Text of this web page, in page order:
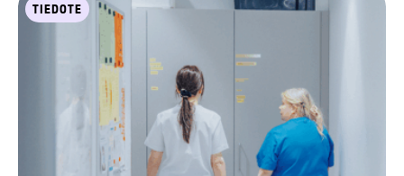
TIEDOTE